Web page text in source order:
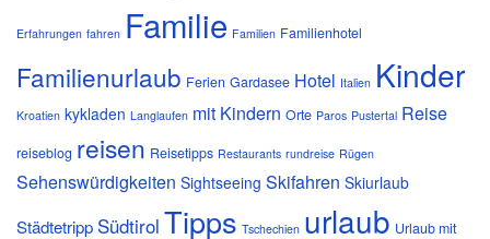
Erfahrungen fahren Familie Familien Familienhotel
Familienurlaub Ferien Gardasee Hotel Italien Kinder
Kroatien kykladen Langlaufen mit Kindern Orte Paros Pustertal Reise
reiseblog reisen Reisetipps Restaurants rundreise Rügen
Sehenswürdigkeiten Sightseeing Skifahren Skiurlaub
Städtetripp Südtirol Tipps Tschechien urlaub Urlaub mit